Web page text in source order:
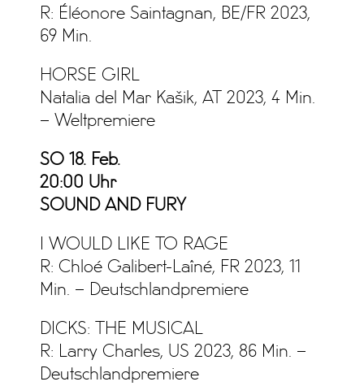
R: Éléonore Saintagnan, BE/FR 2023,
69 Min.
HORSE GIRL
Natalia del Mar Kašik, AT 2023, 4 Min.
– Weltpremiere
SO 18. Feb.
20:00 Uhr
SOUND AND FURY
I WOULD LIKE TO RAGE
R: Chloé Galibert-Laîné, FR 2023, 11
Min. – Deutschlandpremiere
DICKS: THE MUSICAL
R: Larry Charles, US 2023, 86 Min. –
Deutschlandpremiere